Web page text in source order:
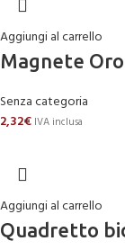
Aggiungi al carrello
Magnete
Senza categoria
2,32€ IVA inclusa
Aggiungi al carrello
Quadretto